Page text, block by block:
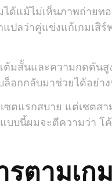
ได้แม้ไม่เห็นภาพถ่าย
ปลว่าคู่แข่งแก้เกมเสิ
มสั้นและความกดดันสู
อกกลับมาช่วยได้อย่า
ตแรกสบาย แต่เซตส
บบนี้ผมจะตีความว่า
ตามเก